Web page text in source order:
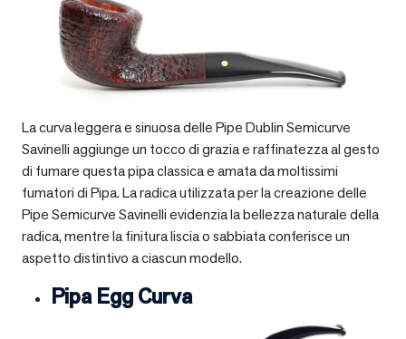
La curva leggera e sinuosa delle Pipe Dublin Semicurve
Savinelli aggiunge un tocco di grazia e raffinatezza al gesto
di fumare questa pipa classica e amata da moltissimi
fumatori di Pipa. La radica utilizzata per la creazione delle
Pipe Semicurve Savinelli evidenzia la bellezza naturale della
radica, mentre la finitura liscia o sabbiata conferisce un
aspetto distintivo a ciascun modello.
Pipa Egg Curva